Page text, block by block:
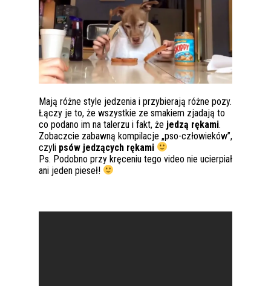
Mają różne style jedzenia i przybierają różne pozy.
Łączy je to, że wszystkie ze smakiem zjadają to
co podano im na talerzu i fakt, że jedzą rękami.
Zobaczcie zabawną kompilacje „pso-człowieków”,
czyli psów jedzących rękami
Ps. Podobno przy kręceniu tego video nie ucierpiał
ani jeden pieseł!